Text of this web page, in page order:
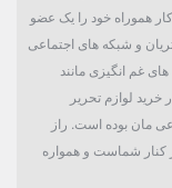
هموراه خود را یک عضو
و شبکه های اجتماعی
غم انگیزی مانند
لوازم تحریر
مان بوده است. راز
کنار شماست و همواره